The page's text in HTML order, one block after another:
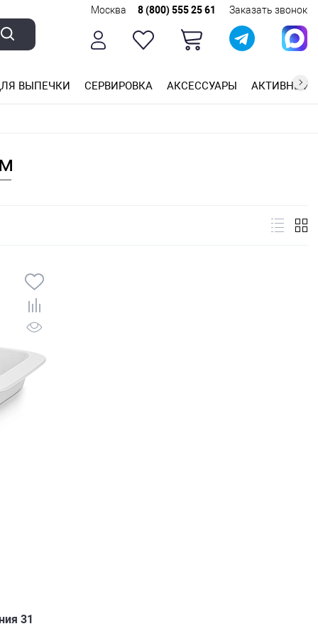
Москва 8 (800) 555 25 61 Заказать звонок
ВЫПЕЧКИ СЕРВИРОВКА АКСЕССУАРЫ АКТИВНЫЙ
31